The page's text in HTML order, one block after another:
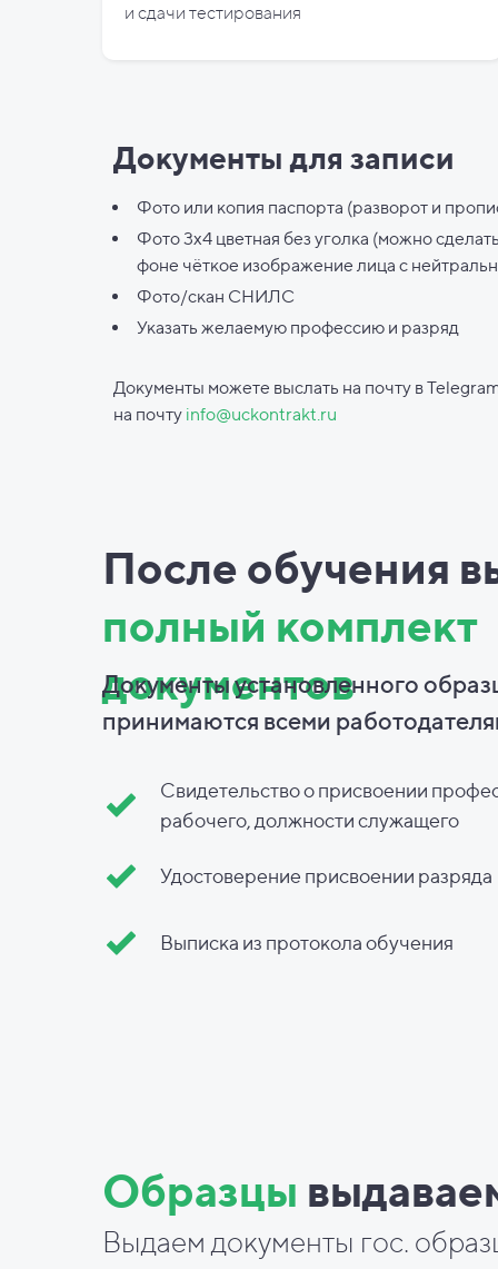
и сдачи тестирования
Документы для записи
Фото или копия паспорта (разворот и
Фото 3х4 цветная без уголка (можно
фоне чёткое изображение лица с
Фото/скан СНИЛС
Указать желаемую профессию и разряд
Документы можете выслать на почту в
на почту info@uckontrakt.ru
После обучения
полный комплект
документов
Документы установленного
принимаются всеми
Свидетельство о присвоении
рабочего, должности служащего
Удостоверение присвоении разряда
Выписка из протокола обучения
Образцы
Выдаем документы гос.